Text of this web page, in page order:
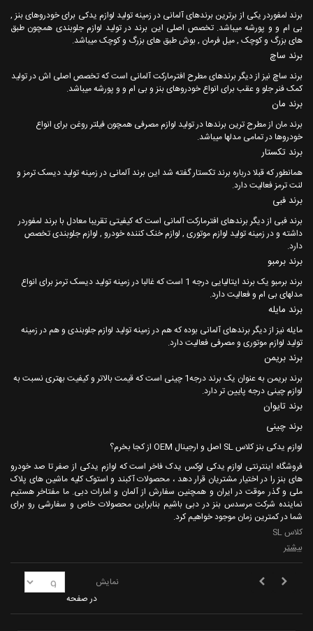
برند لمفوردر یکی از برترین برندهای آلمانی در زمینه تولید لوازم یدکی برای خودروهای بنز ,
بی ام و و پورشه میباشد. تخصص اصلی این برند در تولید لوازم جلوبندی همچون طبق
های بزرگ و کوچک , میل فرمان , بوش طبق های بزرگ و کوچک میباشد.
برند ساچ
برند ساچ نیز از دیگر برندهای مطرح افترمارکت آلمانی است که تخصص اصلی اش در تولید
کمک فنر جلو و عقب برای انواع خودروهای بنز و بی ام و و پورشه میباشد.
برند مان
برند مان از مطرح ترین برندها در تولید لوازم مصرفی همچون فیلتر روغن برای انواع
خودروها در تمامی مدلها میباشد.
برند تکستار
همانطور که قبلا درباره برند تکستار گفته شد این برند آلمانی در زمینه تولید دیسک ترمز و
لنت ترمز فعالیت دارد.
برند فبی
برند فبی از دیگر برندهای افترمارکت آلمانی است که کیفیتی تقریبا معادل با برند لمفوردر
داشته و در زمینه تولید لوازم موتوری , لوازم خنک کننده خودرو , لوازم جلوبندی تخصص
دارد.
برند برمبو
برند برمبو یک برند ایتالیایی درجه 1 است که غالبا در زمینه تولید دیسک ترمز برای انواع
مدلهای بی ام و فعالیت دارد.
برند مایله
مایله نیز از دیگر برندهای آلمانی بوده که هم در زمینه تولید لوازم جلوبندی و هم در زمینه
تولید لوازم موتوری و مصرفی فعالیت دارد.
برند بریمن
برند بریمن به عنوان یک برند درجه1 چینی است که قیمت بالاتر و کیفیت بهتری نسبت به
لوازم چینی درجه پایین تر دارد.
برند تایوان
برند چینی
لوازم یدکی بنز کلاس SL اصل و ارجینال OEM از کجا بخرم؟
فروشگاه اینترنتی لوازم یدکی لوکس یدک فاخر است که لوازم یدکی از صفر تا صد خودرو
های بنز را در اختیار مشتریان قرار دهد ، محصولات آکبند و استوک کلیه ماشین های پلاک
ملی و گذر موقت در ایران و همچنین سفارش از آلمان و امارات دبی. ما مفتاخر هستیم
نماینده شرکت مرسدس بنز در دبی باشیم بنابراین محصولات خاص و سفارشی رو برای
شما در کمترین زمان موجود خواهیم کرد.
کلاس SL
بیشتر
نمایش
در صفحه